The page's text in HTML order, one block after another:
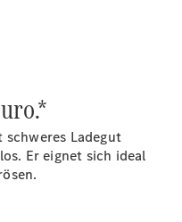
schweres Ladegut
Er eignet sich ideal